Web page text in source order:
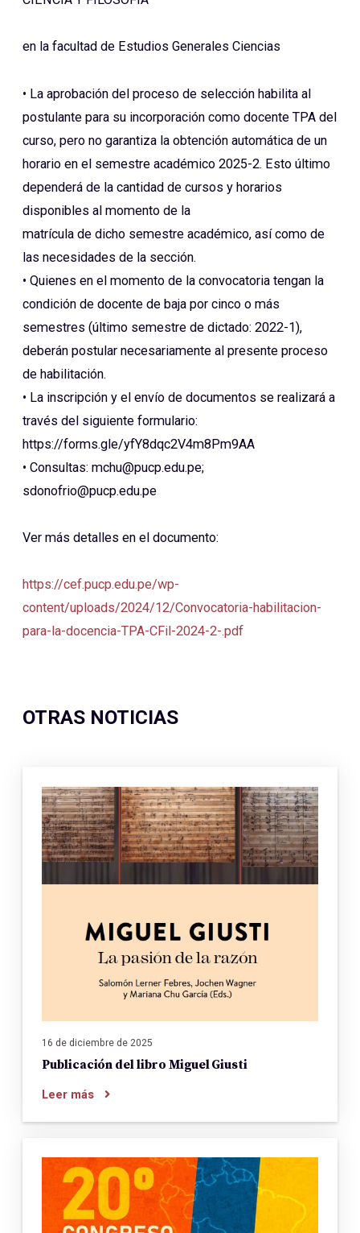
en la facultad de Estudios Generales Ciencias
• La aprobación del proceso de selección habilita al
postulante para su incorporación como docente TPA del
curso, pero no garantiza la obtención automática de un
horario en el semestre académico 2025-2. Esto último
dependerá de la cantidad de cursos y horarios
disponibles al momento de la
matrícula de dicho semestre académico, así como de
las necesidades de la sección.
• Quienes en el momento de la convocatoria tengan la
condición de docente de baja por cinco o más
semestres (último semestre de dictado: 2022-1),
deberán postular necesariamente al presente proceso
de habilitación.
• La inscripción y el envío de documentos se realizará a
través del siguiente formulario:
https://forms.gle/yfY8dqc2V4m8Pm9AA
• Consultas: mchu@pucp.edu.pe;
sdonofrio@pucp.edu.pe
Ver más detalles en el documento:
https://cef.pucp.edu.pe/wp-
content/uploads/2024/12/Convocatoria-habilitacion-
para-la-docencia-TPA-CFil-2024-2-.pdf
OTRAS NOTICIAS
16 de diciembre de 2025
Publicación del libro Miguel Giusti
Leer más